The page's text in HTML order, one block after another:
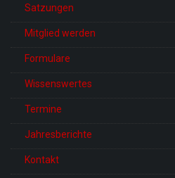
Satzungen
Mitglied werden
Formulare
Wissenswertes
Termine
Jahresberichte
Kontakt